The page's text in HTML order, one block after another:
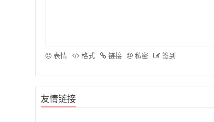
表情 格式 链接 私密 签到
友情链接